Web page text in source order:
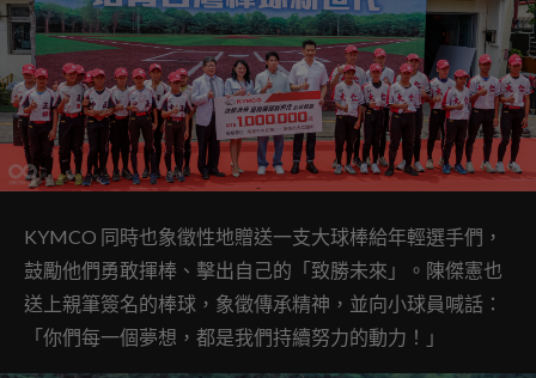
KYMCO 同時也象徵性地贈送一支大球棒給年輕選手們，
鼓勵他們勇敢揮棒、擊出自己的「致勝未來」。陳傑憲也
送上親筆簽名的棒球，象徵傳承精神，並向小球員喊話：
「你們每一個夢想，都是我們持續努力的動力！」